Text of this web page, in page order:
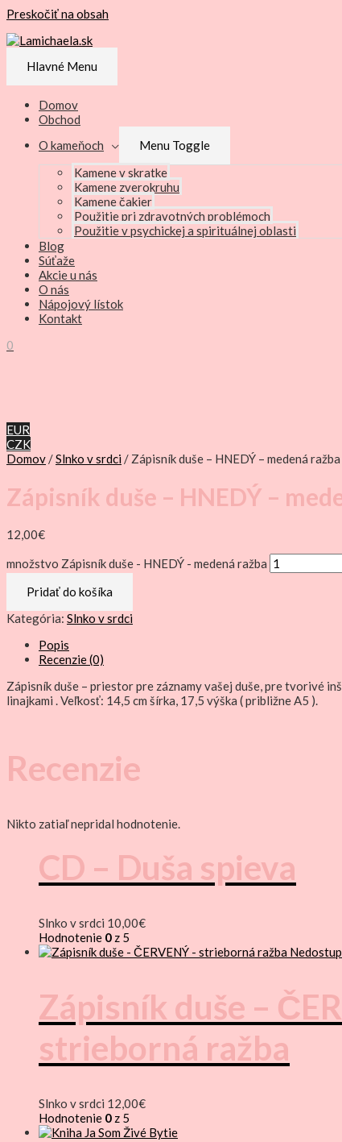
Preskočiť na obsah
Hlavné Menu
Domov
Obchod
O kameňoch
Menu Toggle
Kamene v skratke
Kamene zverokruhu
Kamene čakier
Použitie pri zdravotných problémoch
Použitie v psychickej a spirituálnej oblasti
Blog
Súťaže
Akcie u nás
O nás
Nápojový lístok
Kontakt
0
EUR
CZK
Domov/Slnko v srdci/ Zápisník duše – HNEDÝ – medená ražba
Zápisník duše – HNEDÝ –
12,00€
množstvo Zápisník duše - HNEDÝ - medená ražba
Pridať do košíka
Kategória: Slnko v srdci
Popis
Recenzie (0)
Zápisník duše – priestor pre záznamy vašej duše, pre tvorivé
linajkami . Veľkosť: 14,5 cm šírka, 17,5 výška ( približne A5 ).
Recenzie
Nikto zatiaľ nepridal hodnotenie.
CD – Duša spieva
Slnko v srdci 10,00€
Hodnotenie 0 z 5
Zápisník duše –
strieborná ražba
Slnko v srdci 12,00€
Hodnotenie 0 z 5